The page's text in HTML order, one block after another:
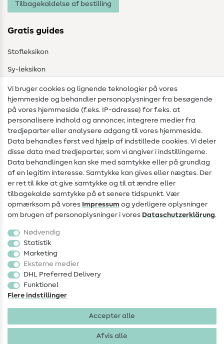
Tilbagekaldelse af bestilling
Gratis guides
Stofleksikon
Sy-leksikon
Syvejledninger
Hjælp & kontakt
Kontakt
Information om ændring af operatør
FAQ
Fortrydelsesret
Populært
Sytilbehør
Udsalg
Vi bruger cookies og lignende teknologier på vores
hjemmeside og behandler personoplysninger fra besøgende
på vores hjemmeside (f.eks. IP-adresse) for f.eks. at
personalisere indhold og annoncer, integrere medier fra
tredjeparter eller analysere adgang til vores hjemmeside.
Data behandles først ved hjælp af indstillede cookies. Vi deler
disse data med tredjeparter, som vi angiver i indstillingerne.
Data behandlingen kan ske med samtykke eller på grundlag
af en legitim interesse. Samtykke kan gives eller nægtes. Der
er ret til ikke at give samtykke og til at ændre eller
tilbagekalde samtykke på et senere tidspunkt. Vær
opmærksom på vores Impressum og yderligere oplysninger
om brugen af personoplysninger i vores Data­schutz­erklärung.
Nødvendig
Statistik
Marketing
Eksterne medier
DHL Preferred Delivery
Funktionel
Flere indstillinger
Accepter alle
Afvis alle
Impressum Databeskyttelse
AGB